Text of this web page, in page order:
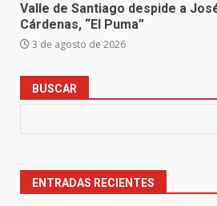
Valle de Santiago despide a
Cárdenas, “El Puma”
3 de agosto de 2026
BUSCAR
ENTRADAS RECIENTES